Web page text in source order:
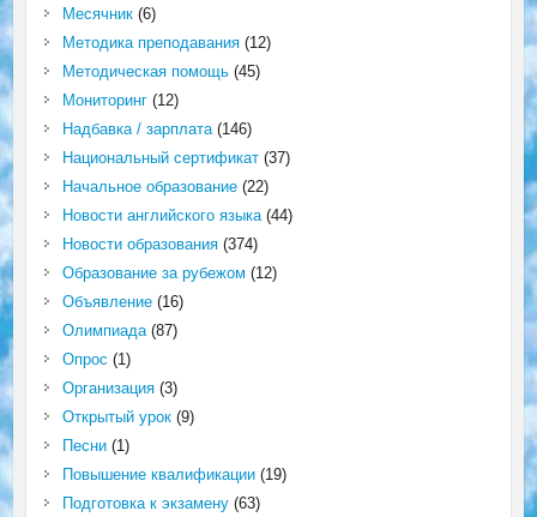
Месячник(6)
Методика преподавания(12)
Методическая помощь(45)
Мониторинг(12)
Надбавка / зарплата(146)
Национальный сертификат(37)
Начальное образование(22)
Новости английского языка(44)
Новости образования(374)
Образование за рубежом (12)
Объявление(16)
Олимпиада(87)
Опрос (1)
Организация(3)
Открытый урок(9)
Песни(1)
Повышение квалификации(19)
Подготовка к экзамену(63)